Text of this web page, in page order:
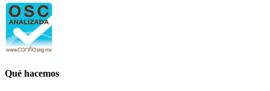
Qué hacemos